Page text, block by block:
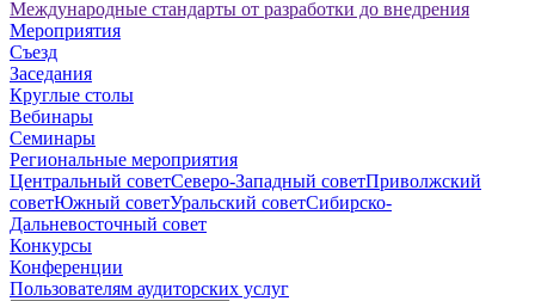
Международные стандарты от разработки до внедрения
Мероприятия
Съезд
Заседания
Круглые столы
Вебинары
Семинары
Региональные мероприятия
Центральный советСеверо-Западный советПриволжский
советЮжный советУральский советСибирско-
Дальневосточный совет
Конкурсы
Конференции
Пользователям аудиторских услуг